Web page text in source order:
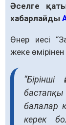
Әселге
хабарлайды
Өнер иесі
жеке
балалар
керек